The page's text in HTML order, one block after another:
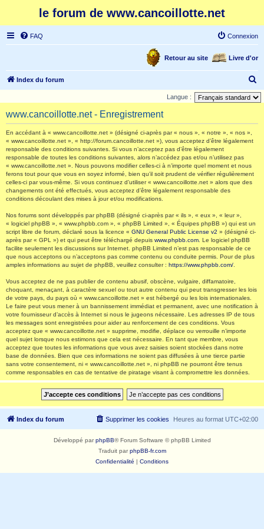
le forum de www.cancoillotte.net
FAQ Connexion
Livre d'or
Retour au site
Index du forum
e
Langue :
www.cancoillotte.net - Enregistrement
En accédant à « www.cancoillotte.net » (désigné ci-après par « nous », « notre », « nos »,
« www.cancoillotte.net », « http://forum.cancoillotte.net »), vous acceptez d’être légalement
responsable des conditions suivantes. Si vous n’acceptez pas d’être légalement
responsable de toutes les conditions suivantes, alors n’accédez pas et/ou n’utilisez pas
« www.cancoillotte.net ». Nous pouvons modifier celles-ci à n’importe quel moment et nous
ferons tout pour que vous en soyez informé, bien qu’il soit prudent de vérifier régulièrement
celles-ci par vous-même. Si vous continuez d’utiliser « www.cancoillotte.net » alors que des
changements ont été effectués, vous acceptez d’être légalement responsable des
conditions découlant des mises à jour et/ou modifications.
Nos forums sont développés par phpBB (désigné ci-après par « ils », « eux », « leur »,
« logiciel phpBB », « www.phpbb.com », « phpBB Limited », « Équipes phpBB ») qui est un
script libre de forum, déclaré sous la licence « GNU General Public License v2 » (désigné ci-
après par « GPL ») et qui peut être téléchargé depuis www.phpbb.com . Le logiciel phpBB
facilite seulement les discussions sur Internet. phpBB Limited n’est pas responsable de ce
que nous acceptons ou n’acceptons pas comme contenu ou conduite permis. Pour de plus
amples informations au sujet de phpBB, veuillez consulter : https://www.phpbb.com/
Vous acceptez de ne pas publier de contenu abusif, obscène, vulgaire, diffamatoire,
choquant, menaçant, à caractère sexuel ou tout autre contenu qui peut transgresser les lois
de votre pays, du pays où « www.cancoillotte.net » est hébergé ou les lois internationales.
Le faire peut vous mener à un bannissement immédiat et permanent, avec une notification à
votre fournisseur d’accès à Internet si nous le jugeons nécessaire. Les adresses IP de tous
les messages sont enregistrées pour aider au renforcement de ces conditions. Vous
acceptez que « www.cancoillotte.net » supprime, modifie, déplace ou verrouille n’importe
quel sujet lorsque nous estimons que cela est nécessaire. En tant que membre, vous
acceptez que toutes les informations que vous avez saisies soient stockées dans notre
base de données. Bien que ces informations ne soient pas diffusées à une tierce partie
sans votre consentement, ni « www.cancoillotte.net », ni phpBB ne pourront être tenus
comme responsables en cas de tentative de piratage visant à compromettre les données.
Index du forum Heures au format UTC+02:00
Supprimer les cookies
Développé parphpBB® Forum Software © phpBB Limited
Traduit parphpBB-fr.com
Confidentialité | Conditions